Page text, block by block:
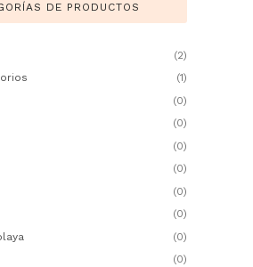
DE PRODUCTOS
(2)
(1)
(0)
(0)
(0)
(0)
(0)
(0)
(0)
(0)